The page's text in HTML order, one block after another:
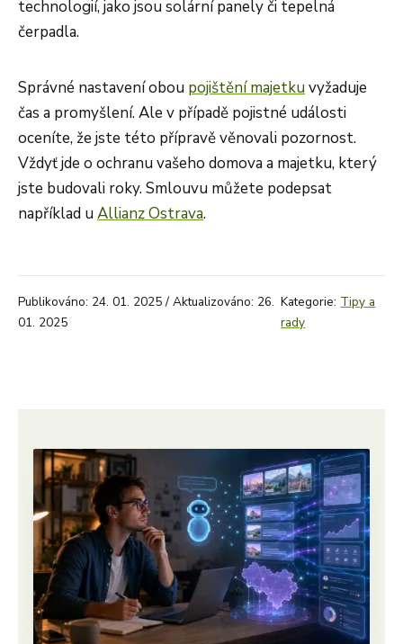
technologií, jako jsou solární panely či tepelná
čerpadla.
Správné nastavení obou pojištění majetkuvyžaduje
čas a promyšlení. Ale v případě pojistné události
oceníte, že jste této přípravě věnovali pozornost.
Vždyť jde o ochranu vašeho domova a majetku, který
jste budovali roky. Smlouvu můžete podepsat
například u Allianz Ostrava.
Publikováno: 24. 01. 2025 / Aktualizováno: 26.
01. 2025
Kategorie: Tipy a
rady